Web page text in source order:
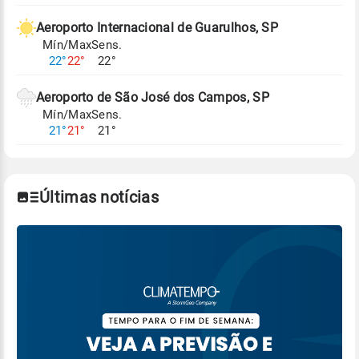
Aeroporto Internacional de Guarulhos, SP
Mín/Max
22°22°
Sens.
22°
Aeroporto de São José dos Campos, SP
Mín/Max
21°21°
Sens.
21°
Últimas notícias